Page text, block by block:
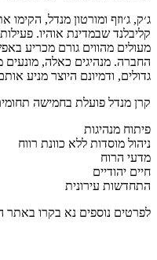
קליבלנד שבמדינת אוהיו.
מעולים מהווים גורם מכריע
החברה. מנהיגים כאלה, מונעים
גדולים, ודמיונם היוצר מניע
קרן מנדל פועלת בחמישה
פיתוח מנהיגות
ניהול מוסדות ללא כוונת רווח
מדעי הרוח
חיים יהודיים
התחדשות עירונית
לפרטים נוספים נא בקרו באתר